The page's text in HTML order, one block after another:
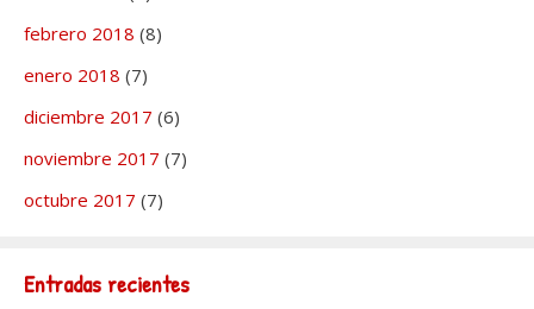
febrero 2018 (8)
enero 2018 (7)
diciembre 2017 (6)
noviembre 2017 (7)
octubre 2017 (7)
Entradas recientes